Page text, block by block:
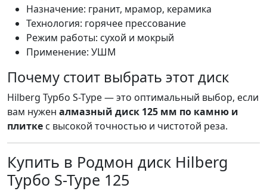
Назначение: гранит, мрамор, керамика
Технология: горячее прессование
Режим работы: сухой и мокрый
Применение: УШМ
Почему стоит выбрать этот диск
Hilberg Турбо S-Type — это оптимальный выбор, если
вам нужен алмазный диск 125 мм по камню и
плитке с высокой точностью и чистотой реза.
Купить в Родмон диск Hilberg
Турбо S-Type 125